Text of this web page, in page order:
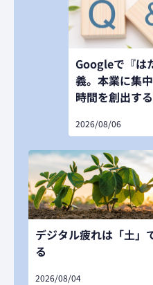
Googleで『は
義。本業に集
時間を創出す
2026/08/06
デジタル疲れは「土」
る
2026/08/04